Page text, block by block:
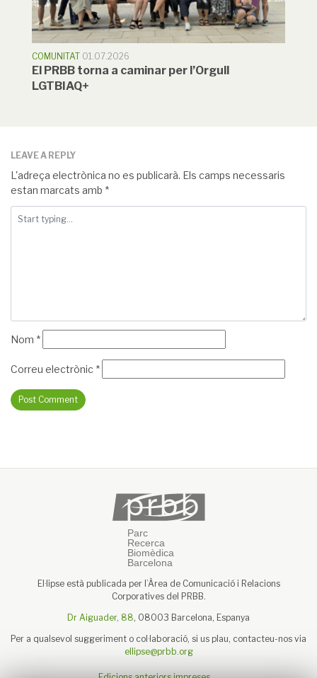
COMUNITAT 01.07.2026
El PRBB torna a caminar per l’Orgull
LGTBIAQ+
LEAVE A REPLY
L'adreça electrònica no es publicarà. Els camps necessaris
estan marcats amb *
Nom *
Correu electrònic *
El·lipse està publicada per l’Àrea de Comunicació i Relacions
Corporatives del PRBB.
Dr Aiguader, 88, 08003 Barcelona, Espanya
Per a qualsevol suggeriment o col·laboració, si us plau, contacteu-nos via
ellipse@prbb.org